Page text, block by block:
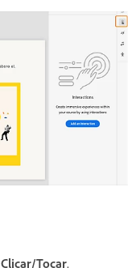
Clicar/Tocar.